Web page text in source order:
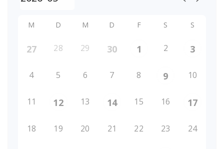
M D M D F S S
27 28 29 30 1 2 3
4 5 6 7 8 9 10
11 12 13 14 15 16 17
18 19 20 21 22 23 24